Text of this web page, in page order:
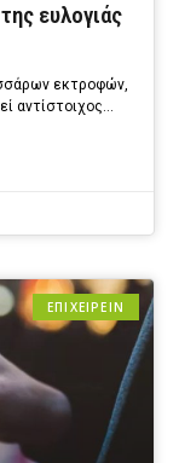
ευλογιάς
εκτροφών,
αντίστοιχος…
ΕΠΙΧΕΙΡΕΙΝ